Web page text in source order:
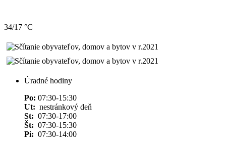
34/17 °C
Úradné hodiny
Po: 07:30-15:30
Ut: nestránkový deň
St: 07:30-17:00
Št: 07:30-15:30
Pi: 07:30-14:00